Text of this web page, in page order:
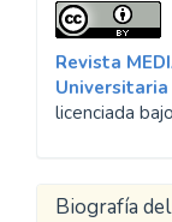
Revista
Universitaria
licenciada bajo
Biografía